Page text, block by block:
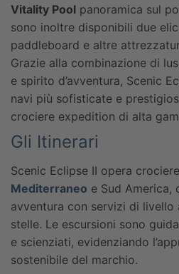
Vitality Pool panoramica sul
sono inoltre disponibili due
paddleboard e altre
Grazie alla combinazione di
e spirito d’avventura, Scenic
navi più sofisticate e
crociere expedition di alta
Gli Itinerari
Scenic Eclipse II opera
Mediterraneo e Sud America,
avventura con servizi di livello
stelle. Le escursioni sono
e scienziati, evidenziando
sostenibile del marchio.